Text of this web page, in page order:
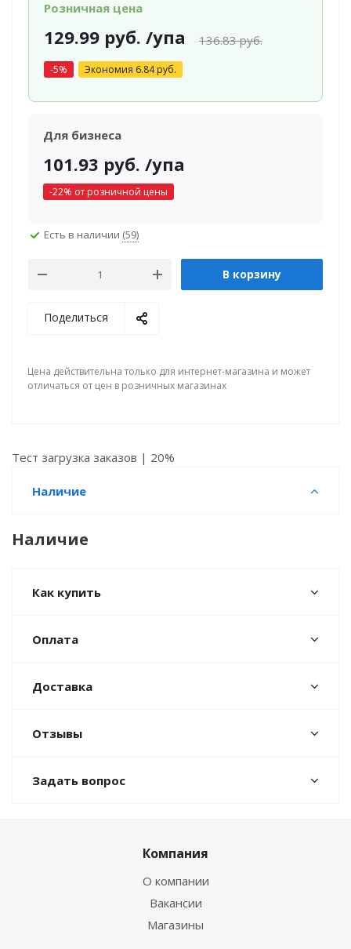
Розничная цена
129.99руб. /упа 136.83руб.
-5% Экономия 6.84руб.
Для бизнеса
101.93 руб. /упа
-22% от розничной цены
Есть в наличии (59)
В корзину
Поделиться
Цена действительна только для интернет-магазина и может
отличаться от цен в розничных магазинах
Тест загрузка заказов | 20%
Наличие
Наличие
Как купить
Оплата
Доставка
Отзывы
Задать вопрос
Компания
О компании
Вакансии
Магазины